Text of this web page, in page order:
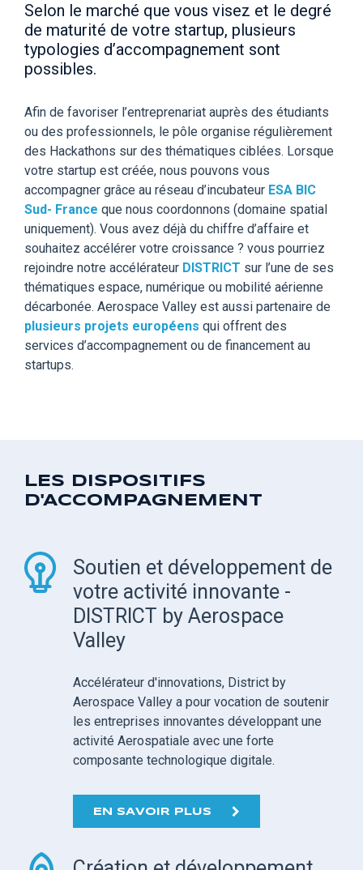
Selon le marché que vous visez et le degré
de maturité de votre startup, plusieurs
typologies d’accompagnement sont
possibles.
Afin de favoriser l’entreprenariat auprès des étudiants
ou des professionnels, le pôle organise régulièrement
des Hackathons sur des thématiques ciblées. Lorsque
votre startup est créée, nous pouvons vous
accompagner grâce au réseau d’incubateur ESA BIC
Sud- France que nous coordonnons (domaine spatial
uniquement). Vous avez déjà du chiffre d’affaire et
souhaitez accélérer votre croissance ? vous pourriez
rejoindre notre accélérateur DISTRICT sur l’une de ses
thématiques espace, numérique ou mobilité aérienne
décarbonée. Aerospace Valley est aussi partenaire de
plusieurs projets européens qui offrent des
services d’accompagnement ou de financement au
startups.
LES DISPOSITIFS
D'ACCOMPAGNEMENT
Soutien et développement de
votre activité innovante -
DISTRICT by Aerospace
Valley
Accélérateur d'innovations, District by
Aerospace Valley a pour vocation de soutenir
les entreprises innovantes développant une
activité Aerospatiale avec une forte
composante technologique digitale.
EN SAVOIR PLUS